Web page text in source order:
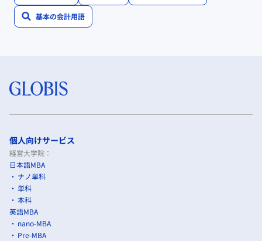
基本の会計用語
個人向けサービス
経営大学院：
日本語MBA
ナノ単科
単科
本科
英語MBA
nano-MBA
Pre-MBA